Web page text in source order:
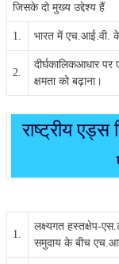
जिसके दो मुख्य उद्देश्य हैं
1. भारत में एच.आई.वी.
2.
दीर्घकालिकआधार
क्षमता को बढ़ाना।
राष्ट्रीय
1.
लक्ष्यगत हस्तक्षेप-
समुदाय के बीच